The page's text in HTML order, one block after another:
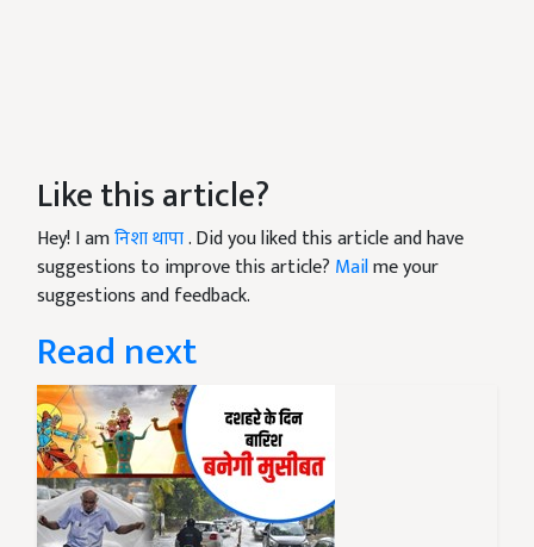
Like this article?
Hey! I amनिशा थापा. Did you liked this article and have
suggestions to improve this article? Mailme your
suggestions and feedback.
Read next